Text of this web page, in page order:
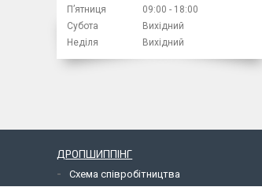
Пʼятниця
09:00
18:00
Субота
Вихідний
Неділя
Вихідний
ДРОПШИППІНГ
Схема співробітництва